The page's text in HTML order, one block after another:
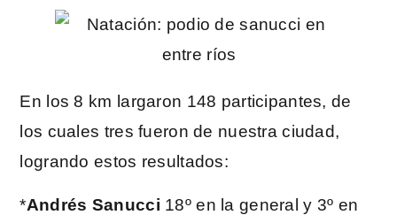
En los 8 km largaron 148 participantes, de
los cuales tres fueron de nuestra ciudad,
logrando estos resultados:
*Andrés Sanucci 18º en la general y 3º en